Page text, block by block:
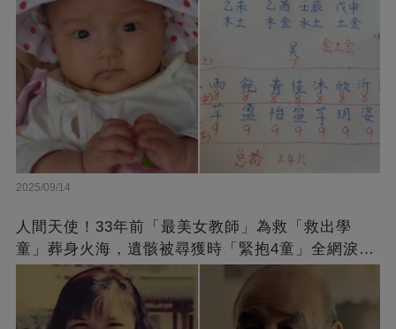
2025/09/14
人間天使！33年前「最美女教師」為救「救出學
童」葬身火海，遺骸被尋獲時「緊抱4童」全網淚
崩：真正的英雄不該被遺忘